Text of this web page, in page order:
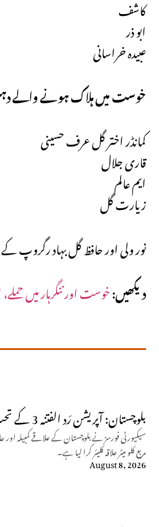
⁠ کاشف
⁠ ابو ذر
عبیدہ خراسانی
خوست میں ہلاک ہونے والے
کمانڈر اختر گل عرف حسینی
⁠ قاری جلال
⁠ ایم عالم
⁠ زیارت گل
نور ولی اور حافظ گل بہاد رگروپ
دیکھیں:خوست اور ننگرہار میں
بلوچستان: آپریشن رَد الفتنہ 3 کے تحت 3 دہشت گرد ہلاک
مربع کلو میٹر علاقہ کلیئر کرا لیا ہے۔
August 8, 2026